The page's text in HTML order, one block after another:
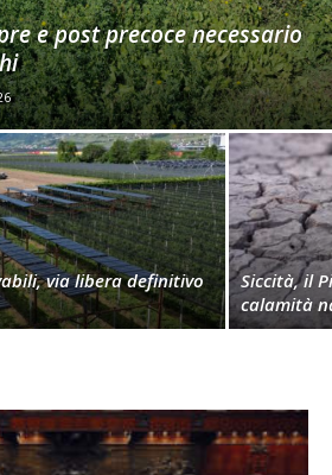
e post precoce necessario
via libera definitivo
Siccità, il
calamità